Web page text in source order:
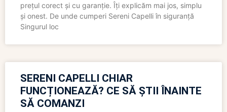
prețul corect și cu garanție. Îți explicăm mai jos, simplu
și onest. De unde cumperi Sereni Capelli în siguranță
Singurul loc
SERENI CAPELLI CHIAR
FUNCȚIONEAZĂ? CE SĂ ȘTII ÎNAINTE
SĂ COMANZI